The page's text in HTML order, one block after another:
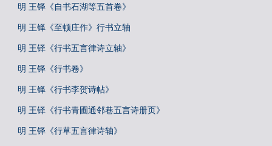
明 王铎《自书石湖等五首卷》
明 王铎《至顿庄作》行书立轴
明 王铎《行书五言律诗立轴》
明 王铎《行书卷》
明 王铎《行书李贺诗帖》
明 王铎《行书青圃通邻巷五言诗册页》
明 王铎《行草五言律诗轴》